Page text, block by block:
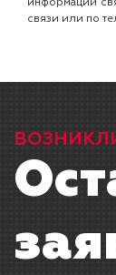
информации
связи или по